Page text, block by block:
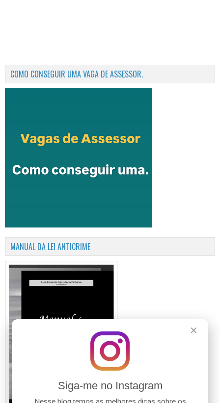
✕
Siga-me no Instagram
Nesse blog temos as melhores dicas sobre os
COMO CONSEGUIR UMA VAGA DE ASSESSOR.
MANUAL DA LEI ANTICRIME